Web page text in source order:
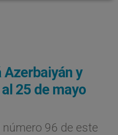
Azerbaiyán y
25 de mayo
96 de este